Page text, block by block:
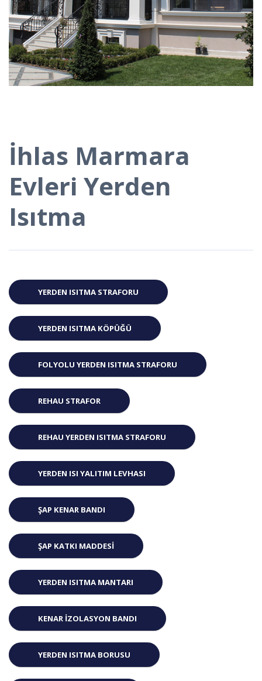
İhlas Marmara
Evleri Yerden
Isıtma
YERDEN ISITMA STRAFORU
YERDEN ISITMA KÖPÜĞÜ
FOLYOLU YERDEN ISITMA STRAFORU
REHAU STRAFOR
REHAU YERDEN ISITMA STRAFORU
YERDEN ISI YALITIM LEVHASI
ŞAP KENAR BANDI
ŞAP KATKI MADDESI
YERDEN ISITMA MANTARI
KENAR İZOLASYON BANDI
YERDEN ISITMA BORUSU